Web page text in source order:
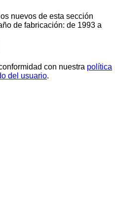
nuevos de esta sección
de fabricación: de 1993 a
con nuestra política
del usuario.